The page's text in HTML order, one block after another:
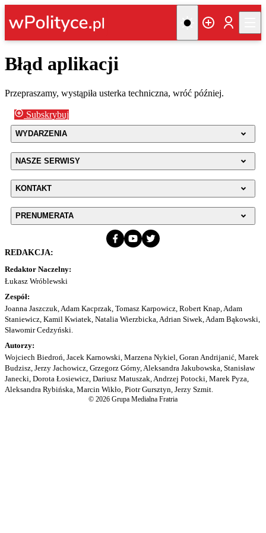
Błąd aplikacji
Przepraszamy, wystąpiła usterka techniczna, wróć później.
Subskrybuj
WYDARZENIA
NASZE SERWISY
KONTAKT
PRENUMERATA
REDAKCJA:
Redaktor Naczelny:
Łukasz Wróblewski
Zespół:
Joanna Jaszczuk, Adam Kacprzak, Tomasz Karpowicz, Robert Knap, Adam
Staniewicz, Kamil Kwiatek, Natalia Wierzbicka, Adrian Siwek, Adam Bąkowski,
Sławomir Cedzyński.
Autorzy:
Wojciech Biedroń, Jacek Karnowski, Marzena Nykiel, Goran Andrijanić, Marek
Budzisz, Jerzy Jachowicz, Grzegorz Górny, Aleksandra Jakubowska, Stanisław
Janecki, Dorota Łosiewicz, Dariusz Matuszak, Andrzej Potocki, Marek Pyza,
Aleksandra Rybińska, Marcin Wikło, Piotr Gursztyn, Jerzy Szmit.
© 2026 Grupa Medialna Fratria